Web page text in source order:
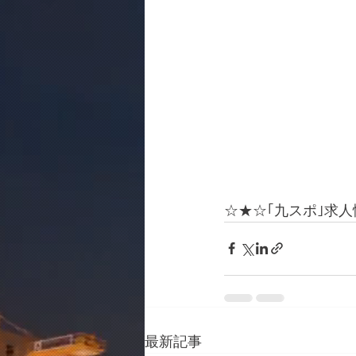
☆★☆｢九スポ｣求
最新記事